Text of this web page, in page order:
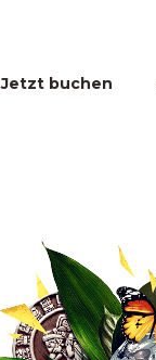
Jetzt buchen